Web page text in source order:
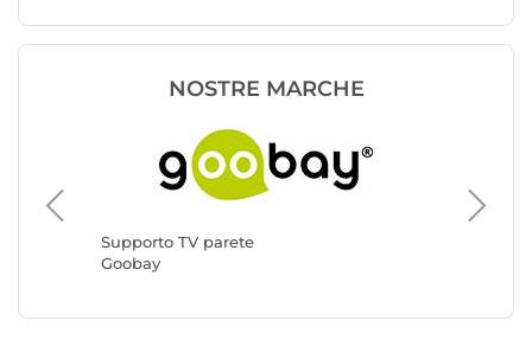
NOSTRE MARCHE
Supporto TV parete
Goobay
ERARD